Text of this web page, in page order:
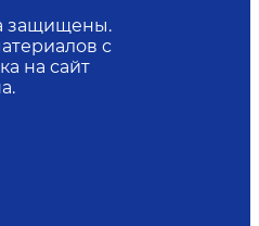
защищены.
с
на сайт